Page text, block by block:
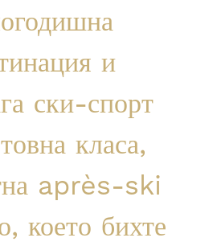
и
ски-спорт
класа,
après-ski
което бихте